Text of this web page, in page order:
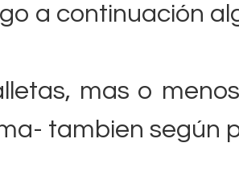
a continuación
mas o
tambien según